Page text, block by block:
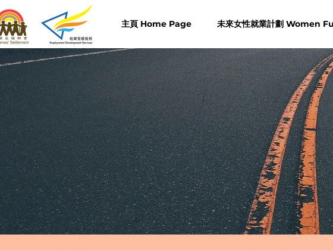
主頁 Home Page 未來女性就業計劃 Women